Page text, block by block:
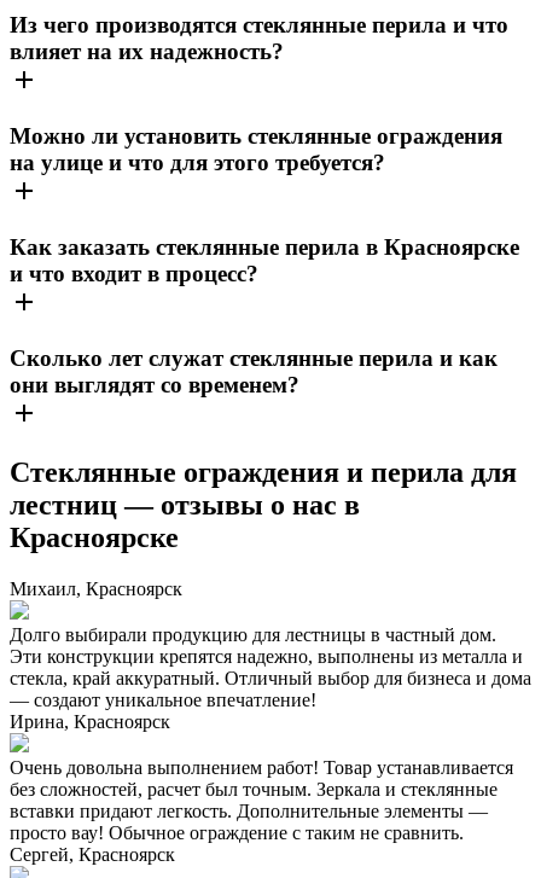
Из чего производятся стеклянные перила и что
влияет на их надежность?
Можно ли установить стеклянные ограждения
на улице и что для этого требуется?
Как заказать стеклянные перила в Красноярске
и что входит в процесс?
Сколько лет служат стеклянные перила и как
они выглядят со временем?
Стеклянные ограждения и перила для
лестниц — отзывы о нас в
Красноярске
Михаил, Красноярск
Долго выбирали продукцию для лестницы в частный дом.
Эти конструкции крепятся надежно, выполнены из металла и
стекла, край аккуратный. Отличный выбор для бизнеса и дома
— создают уникальное впечатление!
Ирина, Красноярск
Очень довольна выполнением работ! Товар устанавливается
без сложностей, расчет был точным. Зеркала и стеклянные
вставки придают легкость. Дополнительные элементы —
просто вау! Обычное ограждение с таким не сравнить.
Сергей, Красноярск